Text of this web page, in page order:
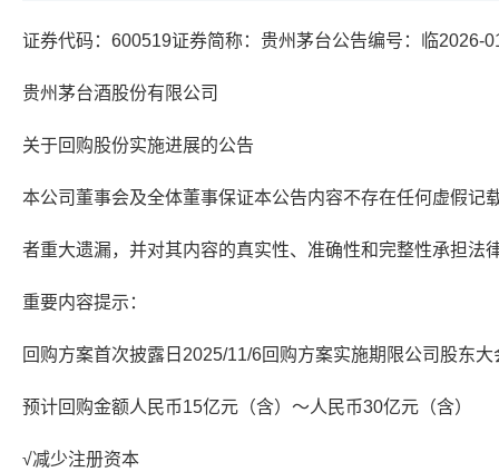
证券代码：600519证券简称：贵州茅台公告编号：临2026-
贵州茅台酒股份有限公司
关于回购股份实施进展的公告
本公司董事会及全体董事保证本公告内容不存在任何虚假记
者重大遗漏，并对其内容的真实性、准确性和完整性承担法
重要内容提示：
回购方案首次披露日2025/11/6回购方案实施期限公司股东
预计回购金额人民币15亿元（含）～人民币30亿元（含）
√减少注册资本